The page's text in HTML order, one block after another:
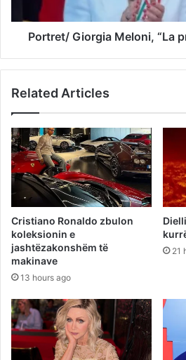
Portret/ Giorgia Meloni, “La
Related Articles
Cristiano Ronaldo zbulon
koleksionin e
jashtëzakonshëm të
makinave
13 hours ago
21